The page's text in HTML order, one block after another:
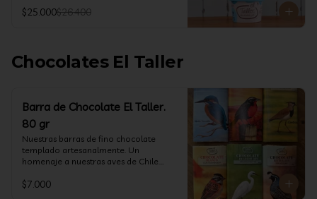
Info Nutricional
$25.000$26.400
Chocolates El Taller
Barra de Chocolate El Taller.
80 gr
Nuestras barras de fino chocolate
templado artesanalmente. Un
homenaje a nuestras aves de Chile.
$7.000